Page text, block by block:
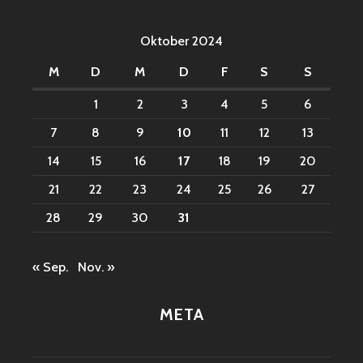
Oktober 2024
M
D M D F S S
1 2 3 4 5
6
7
8 9 10 11 12
13
14
15 16 17 18 19
20
21
22 23 24 25 26
27
28
29 30 31
« Sep. Nov. »
META